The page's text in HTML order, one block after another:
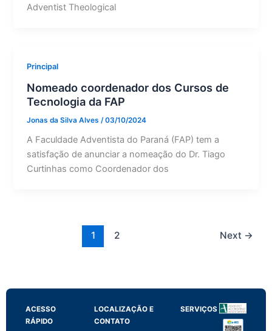
Adventist Theological
Principal
Nomeado coordenador dos Cursos de
Tecnologia da FAP
Jonas da Silva Alves /03/10/2024
A Faculdade Adventista do Paraná (FAP) tem a
satisfação de anunciar a nomeação do Dr. Tiago
Curtinhas como Coordenador dos
1 2 Next →
ACESSO
RÁPIDO
LOCALIZAÇÃO E
CONTATO
SERVIÇOS